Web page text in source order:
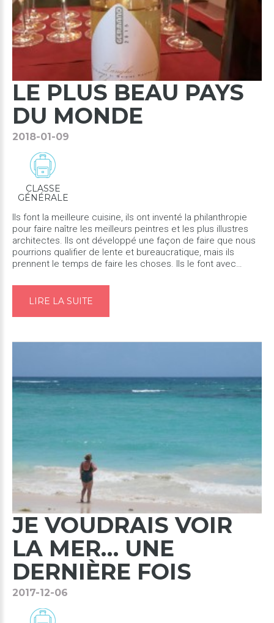
LE PLUS BEAU PAYS
DU MONDE
2018-01-09
CLASSE
GÉNÉRALE
Ils font la meilleure cuisine, ils ont inventé la philanthropie
pour faire naître les meilleurs peintres et les plus illustres
architectes. Ils ont développé une façon de faire que nous
pourrions qualifier de lente et bureaucratique, mais ils
prennent le temps de faire les choses. Ils le font avec
LIRE LA SUITE
JE VOUDRAIS VOIR
LA MER… UNE
DERNIÈRE FOIS
2017-12-06